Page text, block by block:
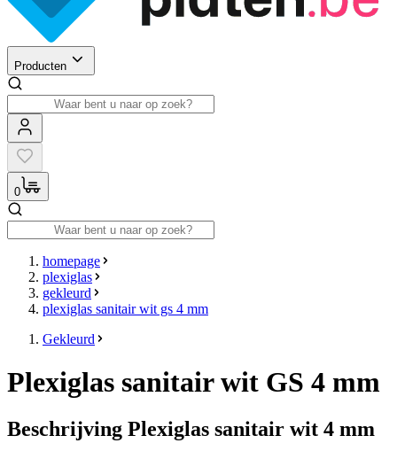
Producten
0
homepage
plexiglas
gekleurd
plexiglas sanitair wit gs 4 mm
Gekleurd
Plexiglas sanitair wit GS 4 mm
Beschrijving Plexiglas sanitair wit 4 mm